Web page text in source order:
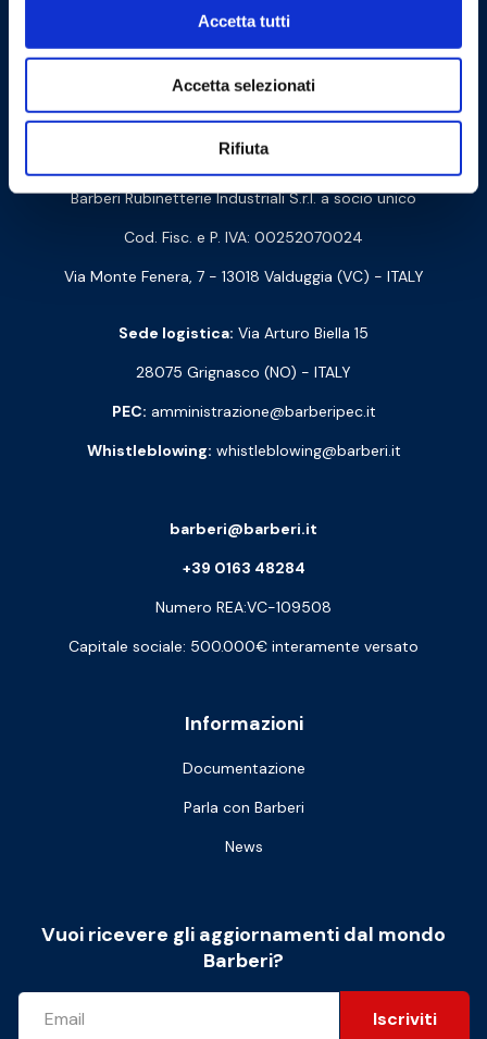
Accetta tutti
Accetta selezionati
Rifiuta
Cookie Policy Privacy Policy
Contattaci
Barberi Rubinetterie Industriali S.r.l. a socio unico
Cod. Fisc. e P. IVA: 00252070024
Via Monte Fenera, 7 - 13018 Valduggia (VC) - ITALY
Sede logistica: Via Arturo Biella 15
28075 Grignasco (NO) - ITALY
PEC: amministrazione@barberipec.it
Whistleblowing: whistleblowing@barberi.it
Informazioni
Documentazione
Parla con Barberi
News
barberi@barberi.it
+39 0163 48284
Numero REA:VC-109508
Capitale sociale: 500.000€ interamente versato
Vuoi ricevere gli aggiornamenti dal mondo
Barberi?
Iscriviti